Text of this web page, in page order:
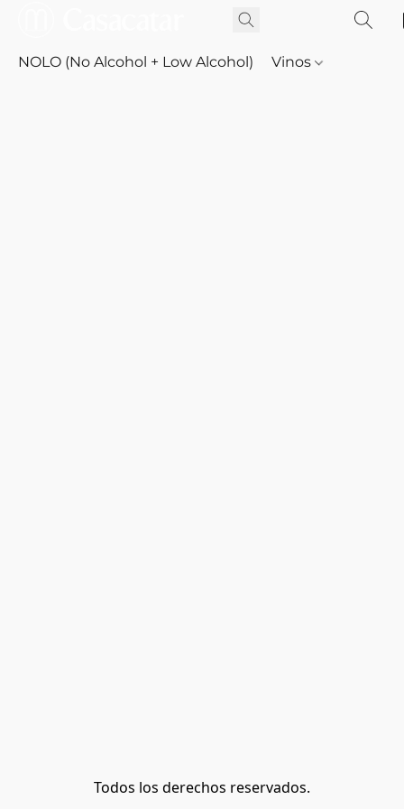
NOLO (No Alcohol + Low Alcohol) Vinos
Todos los derechos reservados.